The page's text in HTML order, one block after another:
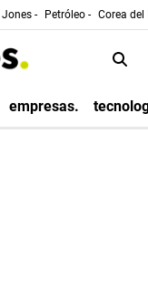
- Petróleo - Corea
empresas.